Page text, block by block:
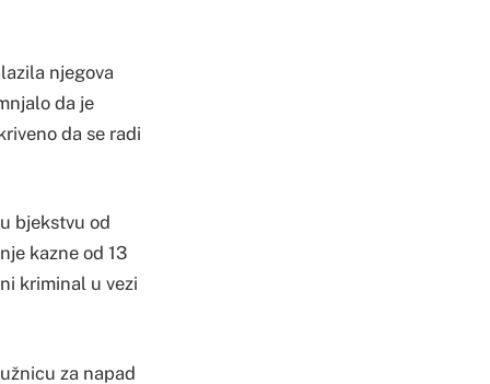
njegova
da je
da se radi
bjekstvu od
kazne od 13
kriminal u vezi
za napad